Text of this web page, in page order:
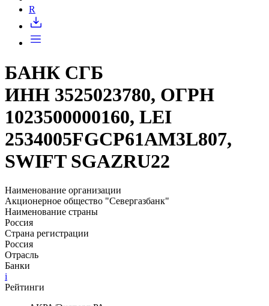
R
БАНК СГБ
ИНН 3525023780, ОГРН
1023500000160, LEI
2534005FGCP61AM3L807,
SWIFT SGAZRU22
Наименование организации
Акционерное общество "Севергазбанк"
Наименование страны
Россия
Страна регистрации
Россия
Отрасль
Банки
i
Рейтинги